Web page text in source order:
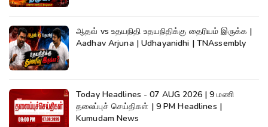
ஆதவ் vs உதயநிதி உதயநிதிக்கு தைரியம் இருக்க |
Aadhav Arjuna | Udhayanidhi | TNAssembly
Today Headlines - 07 AUG 2026 | 9 மணி
தலைப்புச் செய்திகள் | 9 PM Headlines |
Kumudam News